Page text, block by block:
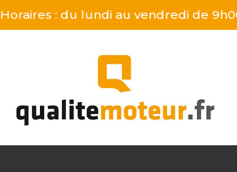
Horaires : du lundi au vendredi de